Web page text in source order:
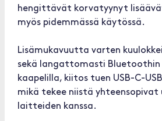
hengittävät korvatyynyt
myös pidemmässä käytössä.
Lisämukavuutta varten
sekä langattomasti
kaapelilla, kiitos tuen USB-C-
mikä tekee niistä yhteensopivat
laitteiden kanssa.